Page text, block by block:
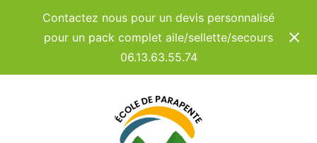
Contactez nous pour un devis personnalisé
pour un pack complet aile/sellette/secours
06.13.63.55.74